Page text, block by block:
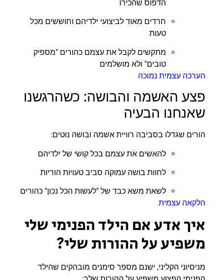
הדפוס שהכירו
חרדים מאוד לביצועי ילדיהם וחוששים מכל
טעות
מתקשים לקבל את עצמם כהורים "מספיק
טובים" ולא מושלמים
הערכה עצמית נמוכה
פצע האשמה והבושה: כשהרגשנו
שאנחנו הבעיה
הורים שגדלו בסביבה רוויית אשמה ובושה נוטים:
להאשים את עצמם בכל קושי של ילדיהם
לחוות בושה עמוקה סביב טעויות הוריות
לשאת משא כבד של "לעשות הכל נכון" כהורים
הלקאה עצמית
איך אדע אם הילד הפנימי שלי
משפיע על ההורות שלי?
מניסיוני הקליני, ישנם מספר סימנים מובהקים שהילד